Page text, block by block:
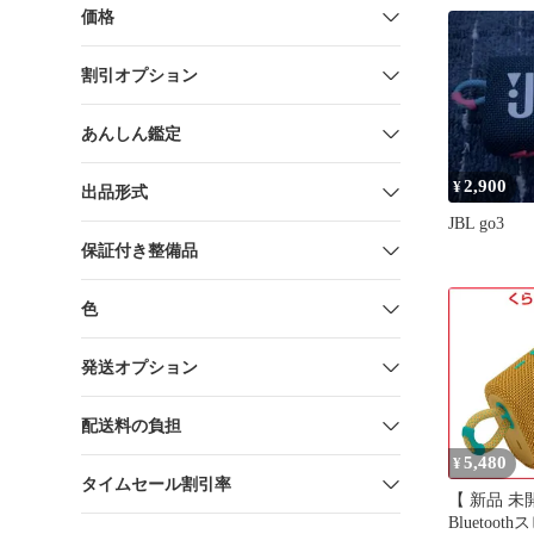
価格
割引オプション
あんしん鑑定
出品形式
保証付き整備品
色
発送オプション
配送料の負担
タイムセール割引率
¥2,900
JBL go3
¥ 5,480
【 新品 未
Bluetooth